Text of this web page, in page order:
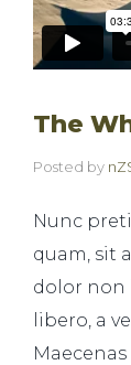
The
Posted by
Nunc
quam, sit
dolor non
libero, a